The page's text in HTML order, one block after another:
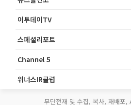
이투데이TV
스페셜리포트
Channel 5
위너스IR클럽
무단전재 및 수집, 복사, 재배포,